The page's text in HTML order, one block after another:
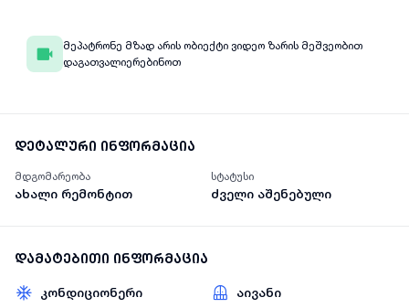
მეპატრონე მზად არის ობიექტი ვიდეო ზარის მეშვეობით
დაგათვალიერებინოთ
დეტალური ინფორმაცია
მდგომარეობა
ახალი რემონტით
სტატუსი
ძველი აშენებული
დამატებითი ინფორმაცია
კონდიციონერი აივანი